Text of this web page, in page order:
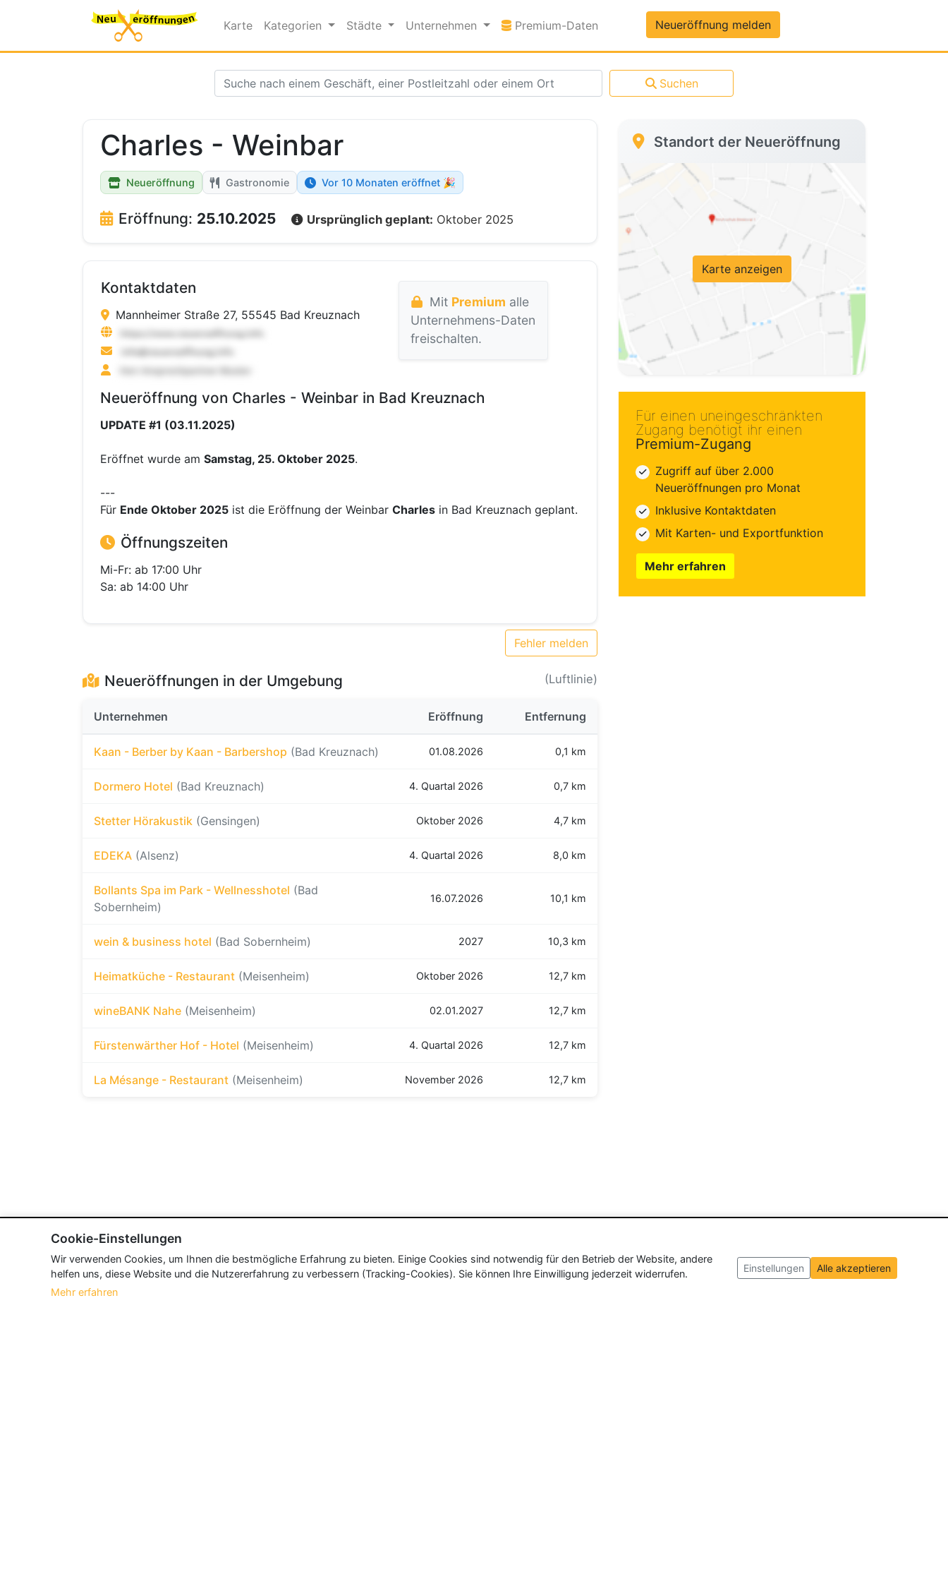
Karte Kategorien Städte Unternehmen Premium-Daten Premium-DatenNeueröffnung melden
Suchen
Charles - Weinbar
Neueröffnung Gastronomie Vor 10 Monaten eröffnet 🎉
Eröffnung: 25.10.2025 Ursprünglich geplant: Oktober 2025
Kontaktdaten
Mannheimer Straße 27, 55545 Bad Kreuznach
Mit Premium alle
Unternehmens-Daten
freischalten.
Neueröffnung von Charles - Weinbar in Bad Kreuznach
UPDATE #1 (03.11.2025)
Eröffnet wurde am Samstag, 25. Oktober 2025.
---
Für Ende Oktober 2025 ist die Eröffnung der Weinbar Charles in Bad Kreuznach geplant.
Öffnungszeiten
Mi-Fr: ab 17:00 Uhr
Sa: ab 14:00 Uhr
Fehler melden
Neueröffnungen in der Umgebung (Luftlinie)
Unternehmen Eröffnung Entfernung
Kaan - Berber by Kaan - Barbershop (Bad Kreuznach) 01.08.2026 0,1 km
Dormero Hotel (Bad Kreuznach) 4. Quartal 2026 0,7 km
Stetter Hörakustik (Gensingen) Oktober 2026 4,7 km
EDEKA (Alsenz) 4. Quartal 2026 8,0 km
Bollants Spa im Park - Wellnesshotel (Bad
Sobernheim)
16.07.2026 10,1 km
wein & business hotel (Bad Sobernheim) 2027 10,3 km
Heimatküche - Restaurant (Meisenheim) Oktober 2026 12,7 km
wineBANK Nahe (Meisenheim) 02.01.2027 12,7 km
Fürstenwärther Hof - Hotel (Meisenheim) 4. Quartal 2026 12,7 km
La Mésange - Restaurant (Meisenheim) November 2026 12,7 km
Standort der Neueröffnung
Karte anzeigen
Für einen uneingeschränkten
Zugang benötigt ihr einen
Premium-Zugang
Zugriff auf über 2.000
Neueröffnungen pro Monat
Inklusive Kontaktdaten
Mit Karten- und Exportfunktion
Mehr erfahren
Cookie-Einstellungen
Wir verwenden Cookies, um Ihnen die bestmögliche Erfahrung zu bieten. Einige Cookies sind notwendig für den Betrieb der Website, andere
helfen uns, diese Website und die Nutzererfahrung zu verbessern (Tracking-Cookies). Sie können Ihre Einwilligung jederzeit widerrufen.
Mehr erfahren
Einstellungen Alle akzeptieren